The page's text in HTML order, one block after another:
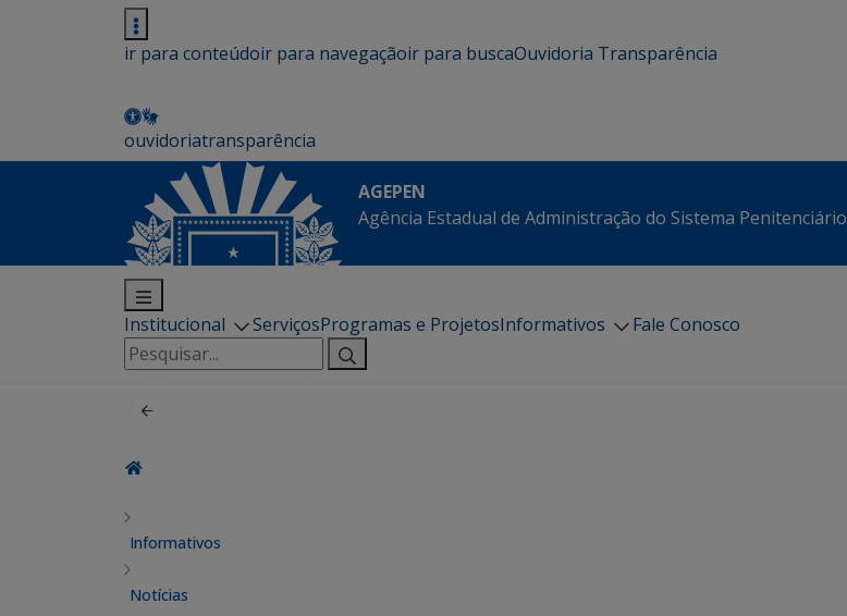
ir para conteúdoir para navegaçãoir para buscaOuvidoria Transparência
ouvidoriatransparência
AGEPEN
Agência Estadual de Administração do Sistema Penitenciário
Institucional ServiçosProgramas e ProjetosInformativos
Fale Conosco
Pesquisar
por:
Informativos
Notícias